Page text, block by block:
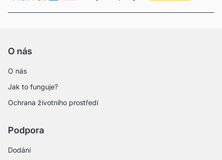
O nás
O nás
Jak to funguje?
Ochrana životního prostředí
Podpora
Dodání